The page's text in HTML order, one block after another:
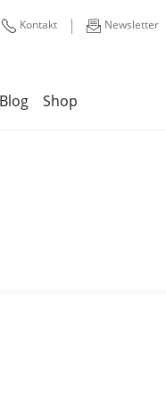
Shop
Kontakt | Newsletter